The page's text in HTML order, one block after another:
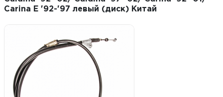
Carina E '92-'97 левый (диск) Китай